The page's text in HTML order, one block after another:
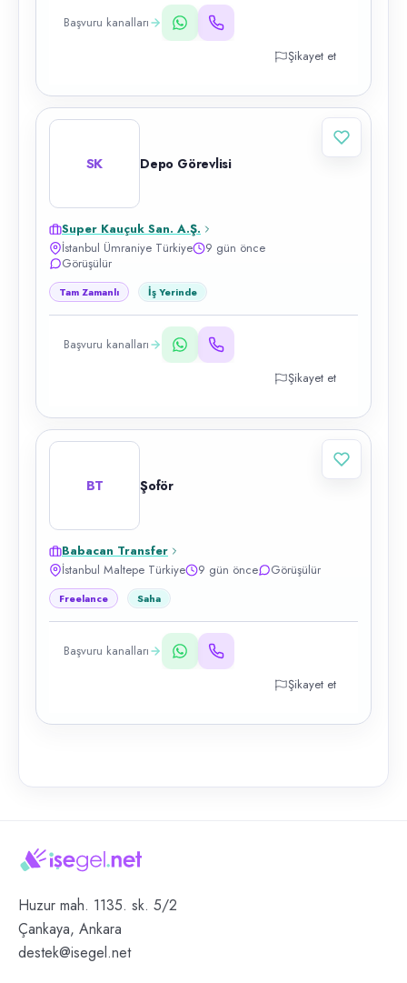
Başvuru kanalları
Şikayet et
SK Depo Görevlisi
Super Kauçuk San. A.Ş.
İstanbul Ümraniye Türkiye
9 gün önce
Görüşülür
Tam Zamanlı İş Yerinde
Başvuru kanalları
Şikayet et
BT Şoför
Babacan Transfer
İstanbul Maltepe Türkiye
9 gün önce Görüşülür
Freelance Saha
Başvuru kanalları
Şikayet et
Huzur mah. 1135. sk. 5/2
Çankaya, Ankara
destek@isegel.net